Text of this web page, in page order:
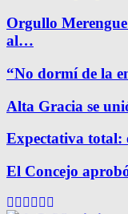
Orgullo
al…
“No dormí de la
Alta Gracia se
Expectativa
El Concejo
Facebook
Twitter
Instagram
Pinterest
Google